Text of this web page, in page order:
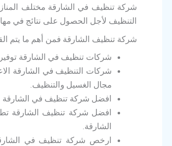
شركة تنظيف في الشارقة مختلف
التنظيف لأجل الحصول على نتائج في
شركة تنظيف الشارقة فمن أهم ما يتم
شركات تنظيف في الشارقة توفير
شركات التنظيف في الشارقة
مجال الغسيل والتنظيف.
افضل شركة تنظيف في الشارقة
افضل شركة تنظيف الشارقة
الشارقة.
ارخص شركة تنظيف في